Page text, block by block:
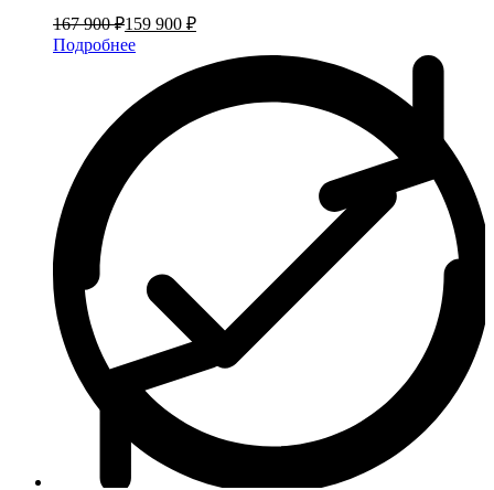
167 900 ₽159 900 ₽
Подробнее